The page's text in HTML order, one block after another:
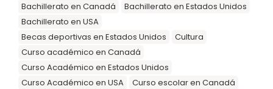
Bachillerato en Canadá
Bachillerato en Estados Unidos
Bachillerato en USA
Becas deportivas en Estados Unidos
Cultura
Curso académico en Canadá
Curso Académico en Estados Unidos
Curso Académico en USA
Curso escolar en Canadá